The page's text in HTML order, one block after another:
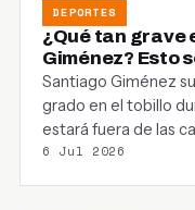
DEPORTES
¿Qué tan grave
Giménez? Esto
Santiago Giménez
grado en el tobillo
estará fuera de las
6 Jul 2026